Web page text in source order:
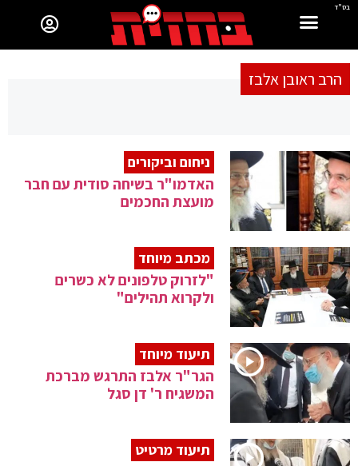
בס"ד
הרב ראובן אלבז
ניחום וביקורים
האדמו"ר בשיחה סודית עם חבר
מועצת החכמים
מכתב מיוחד
"לזרוק טלפונים לא כשרים
ולקרוא תהילים"
תיעוד מיוחד
הגר"ר אלבז התרגש מברכת
המשגיח ר' דן סגל
תיעוד מרטיט